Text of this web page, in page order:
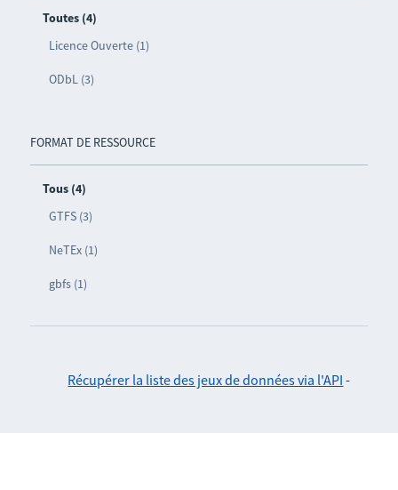
Toutes (4)
Licence Ouverte (1)
ODbL (3)
FORMAT DE RESSOURCE
Tous (4)
GTFS (3)
NeTEx (1)
gbfs (1)
Récupérer la liste des jeux de données via l'API -